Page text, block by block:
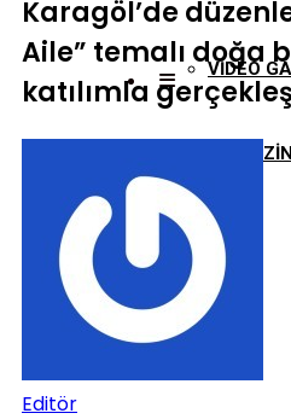
VİDEO
MAGAZİN
Karagöl’de
Aile” temalı doğa
katılımla
Editör